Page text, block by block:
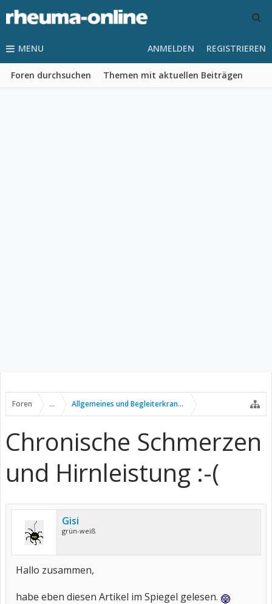
MENU
Foren durchsuchen Themen mit aktuellen Beiträgen
ANMELDEN REGISTRIEREN
Foren ... Allgemeines und Begleiterkrankungen
Chronische Schmerzen
und Hirnleistung :-(
Gisi
grün-weiß
Hallo zusammen,
habe eben diesen Artikel im Spiegel gelesen.